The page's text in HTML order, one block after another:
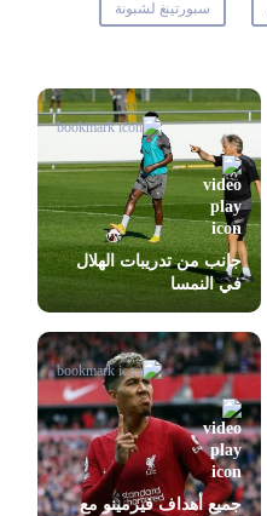
سبورتينغ لشبونة
جانب من تدريبات الهلال
في النمسا
جميع أهداف فيرمينو مع